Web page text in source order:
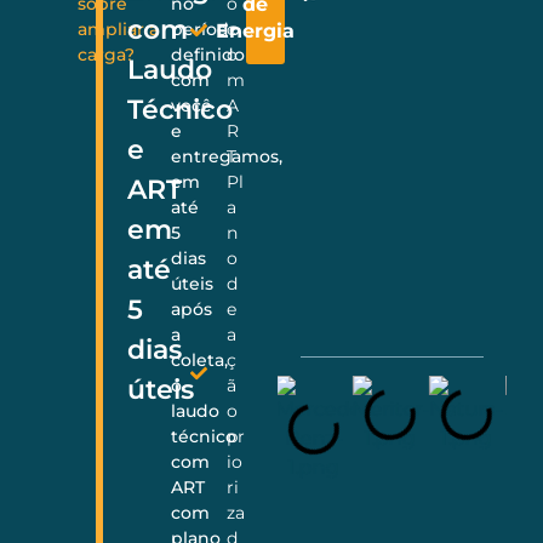
ampliar a
carga?
com
Laudo
Técnico
e
ART
em
até
5
dias
úteis
período
definido
com
você
e
entregamos,
em
até
5
dias
úteis
após
a
coleta,
o
laudo
técnico
com
ART
com
plano
c
o
m
A
R
T
Pl
a
n
o
d
e
a
ç
ã
o
pr
io
ri
za
d
Energia